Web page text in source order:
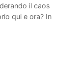
il caos
qui e ora? In